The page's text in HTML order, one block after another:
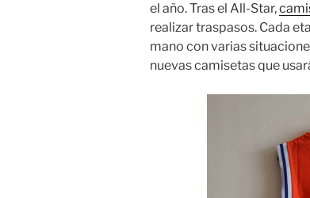
el año. Tras el All-Star,
realizar traspasos. Cada
mano con varias
nuevas camisetas que